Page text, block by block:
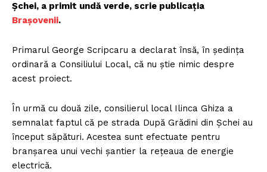
Șchei, a primit undă verde, scrie publicația
Brașovenii.
Primarul George Scripcaru a declarat însă, în ședința
ordinară a Consiliului Local, că nu știe nimic despre
acest proiect.
În urmă cu două zile, consilierul local Ilinca Ghiza a
semnalat faptul că pe strada După Grădini din Șchei au
început săpături. Acestea sunt efectuate pentru
branșarea unui vechi șantier la rețeaua de energie
electrică.